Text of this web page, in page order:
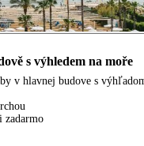
s výhledem na moře
v hlavnej budove s
zadarmo